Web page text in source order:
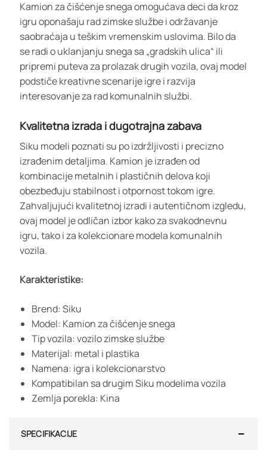
Kamion za čišćenje snega omogućava deci da kroz
igru oponašaju rad zimske službe i održavanje
saobraćaja u teškim vremenskim uslovima. Bilo da
se radi o uklanjanju snega sa „gradskih ulica“ ili
pripremi puteva za prolazak drugih vozila, ovaj model
podstiče kreativne scenarije igre i razvija
interesovanje za rad komunalnih službi.
Kvalitetna izrada i dugotrajna zabava
Siku modeli poznati su po izdržljivosti i precizno
izrađenim detaljima. Kamion je izrađen od
kombinacije metalnih i plastičnih delova koji
obezbeđuju stabilnost i otpornost tokom igre.
Zahvaljujući kvalitetnoj izradi i autentičnom izgledu,
ovaj model je odličan izbor kako za svakodnevnu
igru, tako i za kolekcionare modela komunalnih
vozila.
Karakteristike:
Brend: Siku
Model: Kamion za čišćenje snega
Tip vozila: vozilo zimske službe
Materijal: metal i plastika
Namena: igra i kolekcionarstvo
Kompatibilan sa drugim Siku modelima vozila
Zemlja porekla: Kina
SPECIFIKACIJE